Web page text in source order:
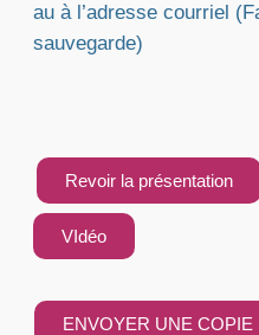
au à l’adresse courriel (
sauvegarde)
Revoir la présentation
VIdéo
ENVOYER UNE COPIE